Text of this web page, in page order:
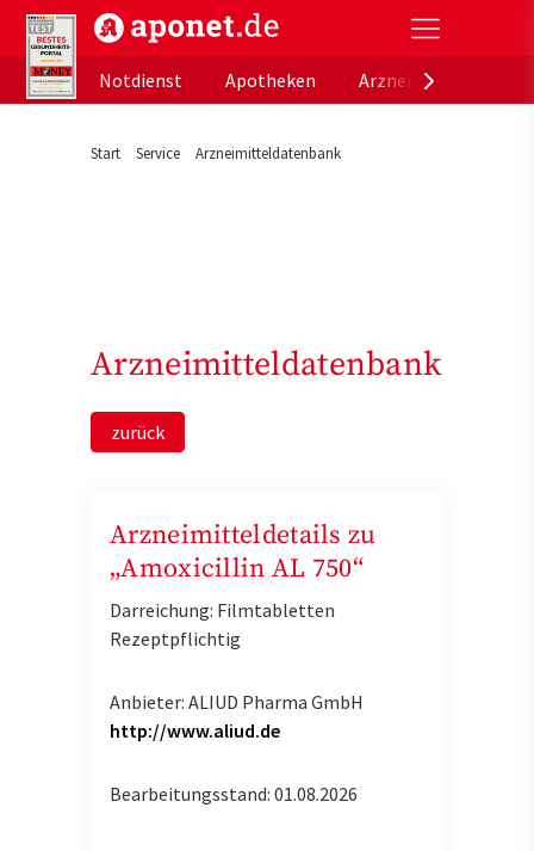
aponet.de - Das offizielle Gesundheitsportal der
Notdienst
Apotheken
Start Service Arzneimitteldatenbank
Arzneimitteldatenbank
zurück
Arzneimitteldetails zu
„Amoxicillin AL 750“
Darreichung: Filmtabletten
Rezeptpflichtig
Anbieter: ALIUD Pharma GmbH
http://www.aliud.de
Bearbeitungsstand: 01.08.2026